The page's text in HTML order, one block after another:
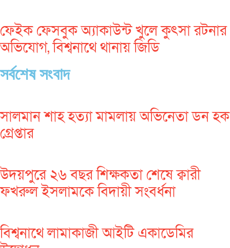
ফেইক ফেসবুক অ্যাকাউন্ট খুলে কুৎসা রটনার
অভিযোগ, বিশ্বনাথে থানায় জিডি
সর্বশেষ সংবাদ
সালমান শাহ হত্যা মামলায় অভিনেতা ডন হক
গ্রেপ্তার
উদয়পুরে ২৬ বছর শিক্ষকতা শেষে ক্বারী
ফখরুল ইসলামকে বিদায়ী সংবর্ধনা
বিশ্বনাথে লামাকাজী আইটি একাডেমির